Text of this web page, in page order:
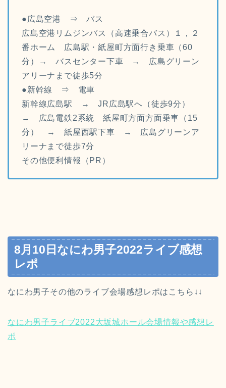
●広島空港 ⇒ バス
広島空港リムジンバス（高速乗合バス）１，２
番ホーム 広島駅・紙屋町方面行き乗車（60
分）→ バスセンター下車 → 広島グリーン
アリーナまで徒歩5分
●新幹線 ⇒ 電車
新幹線広島駅 → JR広島駅へ（徒歩9分）
→ 広島電鉄2系統 紙屋町方面方面乗車（15
分） → 紙屋西駅下車 → 広島グリーンア
リーナまで徒歩7分
その他便利情報（PR）
8月10日なにわ男子2022ライブ感想
レポ
なにわ男子その他のライブ会場感想レポはこちら↓↓
なにわ男子ライブ2022大坂城ホール会場情報や感想レ
ポ